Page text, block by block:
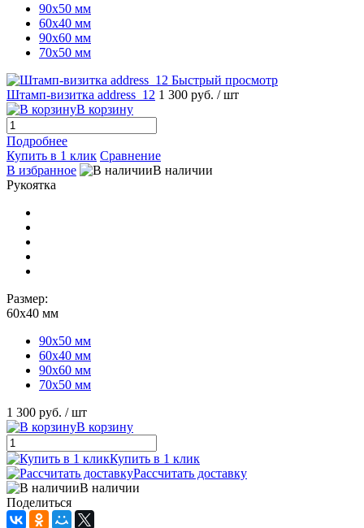
90х50 мм
60х40 мм
90х60 мм
70х50 мм
Быстрый просмотр
Штамп-визитка address_12 1 300 руб. / шт
В корзину
Подробнее
Купить в 1 клик Сравнение
В избранное
В наличии
Рукоятка
Размер:
60х40 мм
90х50 мм
60х40 мм
90х60 мм
70х50 мм
1 300 руб. / шт
В корзину
Купить в 1 клик
Рассчитать доставку
В наличии
Поделиться